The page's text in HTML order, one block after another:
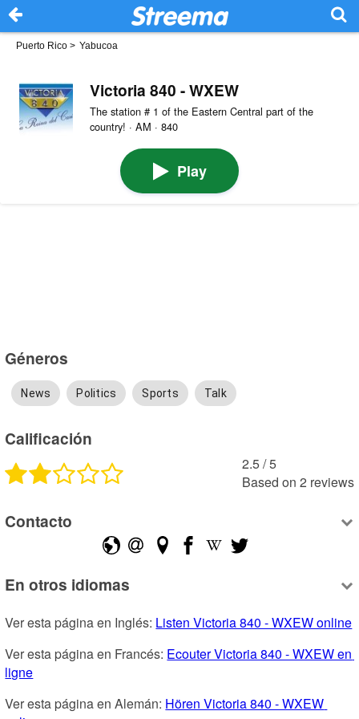
Puerto Rico > Yabucoa
Victoria 840 - WXEW
The station # 1 of the Eastern Central part of the
country! · AM · 840
Play
Géneros
News Politics Sports Talk
Calificación
2.5 /5
Based on 2 reviews
Contacto
En otros idiomas
Ver esta página en Inglés: Listen Victoria 840 - WXEW online
Ver esta página en Francés: Ecouter Victoria 840 - WXEW en
ligne
Ver esta página en Alemán: Hören Victoria 840 - WXEW